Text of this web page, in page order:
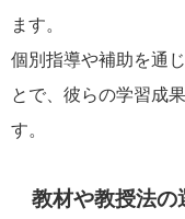
ます。
個別指導や補助を通
とで、彼らの学習成
す。
教材や教授法の